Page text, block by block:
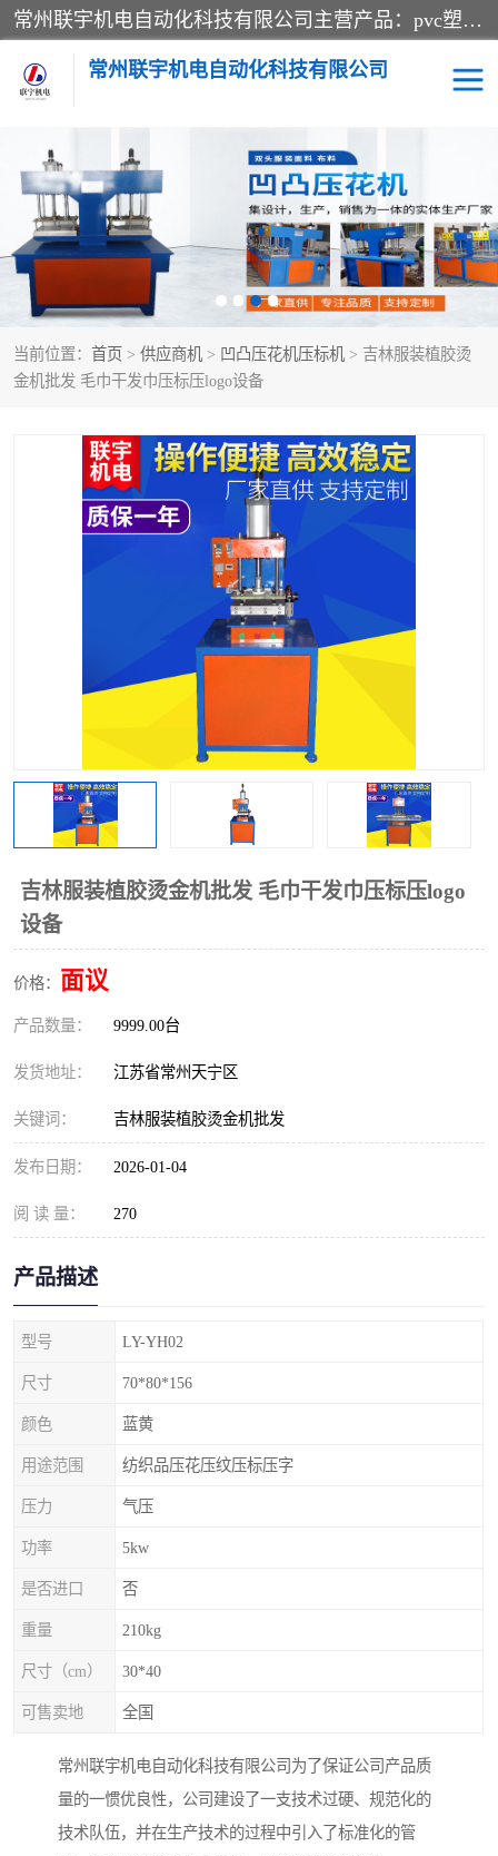
常州联宇机电自动化科技有限公司主营产品：pvc塑料焊机、高频热合机、软膜天花压边机、服装布料凹凸压花机、布料3d压印设备、服装植胶设备、超声波布料花边机、无纺布热合机、全自动压花机。
常州联宇机电自动化科技有限公司
当前位置： 首页 > 供应商机 > 凹凸压花机压标机 > 吉林服装植胶烫
金机批发 毛巾干发巾压标压logo设备
吉林服装植胶烫金机批发 毛巾干发巾压标压logo
设备
价格： 面议
产品数量： 9999.00台
发货地址： 江苏省常州天宁区
关键词： 吉林服装植胶烫金机批发
发布日期： 2026-01-04
阅 读 量： 270
产品描述
型号 LY-YH02
尺寸 70*80*156
颜色 蓝黄
用途范围 纺织品压花压纹压标压字
压力 气压
功率 5kw
是否进口 否
重量 210kg
尺寸（cm） 30*40
可售卖地 全国
常州联宇机电自动化科技有限公司为了保证公司产品质
量的一惯优良性，公司建设了一支技术过硬、规范化的
技术队伍，并在生产技术的过程中引入了标准化的管
压花定型机以及压花模具 超声波热合机
高频热合机 超声波花边机
超声波复合压花机 凹凸压花机压标机
3040凹凸压花机 双头服装凹凸压花机
高频压花压标机 自动超声波打片成型机
泡壳包装封口机